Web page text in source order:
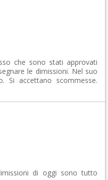
che sono stati approvati
le dimissioni. Nel suo
Si accettano scommesse.
di oggi sono tutto